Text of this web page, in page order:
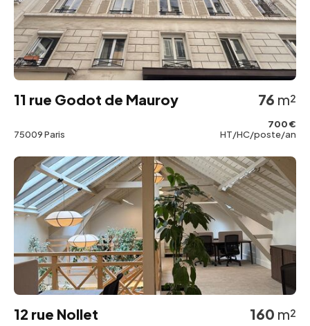
11 rue Godot de Mauroy
75009 Paris
76 m²
700 €
HT/HC/poste/an
12 rue Nollet 160 m²